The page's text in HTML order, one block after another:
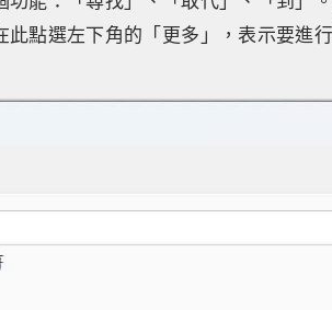
點選左下角的「更多」，表示要進